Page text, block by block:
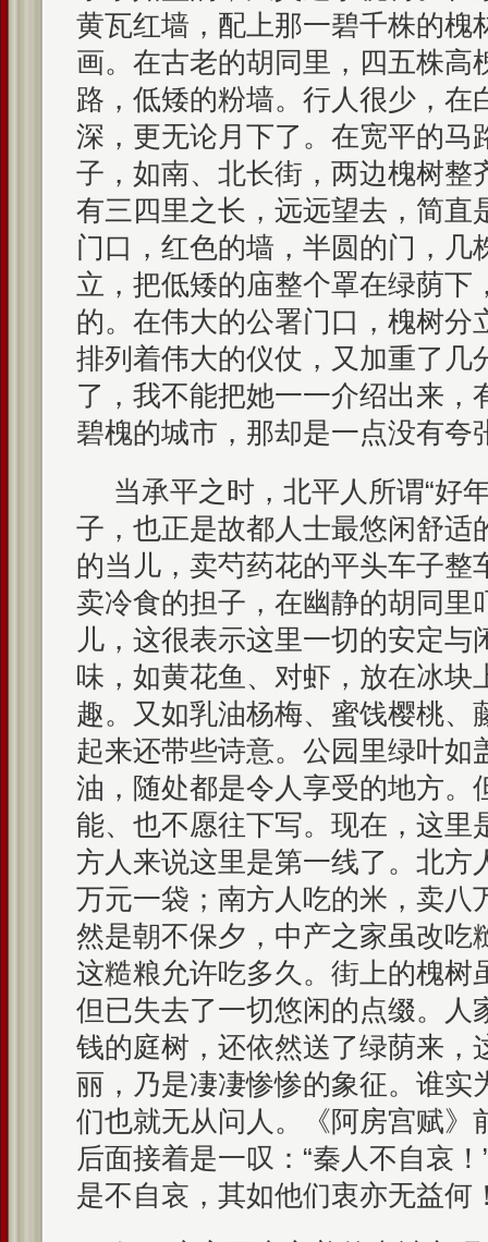
黄瓦红墙，配上那一碧千株的槐
画。在古老的胡同里，四五株高
路，低矮的粉墙。行人很少，在
深，更无论月下了。在宽平的马
子，如南、北长街，两边槐树整
有三四里之长，远远望去，简直
门口，红色的墙，半圆的门，几
立，把低矮的庙整个罩在绿荫下
的。在伟大的公署门口，槐树分
排列着伟大的仪仗，又加重了几
了，我不能把她一一介绍出来，
碧槐的城市，那却是一点没有夸
当承平之时，北平人所谓“好
子，也正是故都人士最悠闲舒适
的当儿，卖芍药花的平头车子整
卖冷食的担子，在幽静的胡同里
儿，这很表示这里一切的安定与
味，如黄花鱼、对虾，放在冰块
趣。又如乳油杨梅、蜜饯樱桃、
起来还带些诗意。公园里绿叶如
油，随处都是令人享受的地方。
能、也不愿往下写。现在，这里
方人来说这里是第一线了。北方
万元一袋；南方人吃的米，卖八
然是朝不保夕，中产之家虽改吃
这糙粮允许吃多久。街上的槐树
但已失去了一切悠闲的点缀。人
钱的庭树，还依然送了绿荫来，
丽，乃是凄凄惨惨的象征。谁实
们也就无从问人。《阿房宫赋》
后面接着是一叹：“秦人不自哀
是不自哀，其如他们衷亦无益何